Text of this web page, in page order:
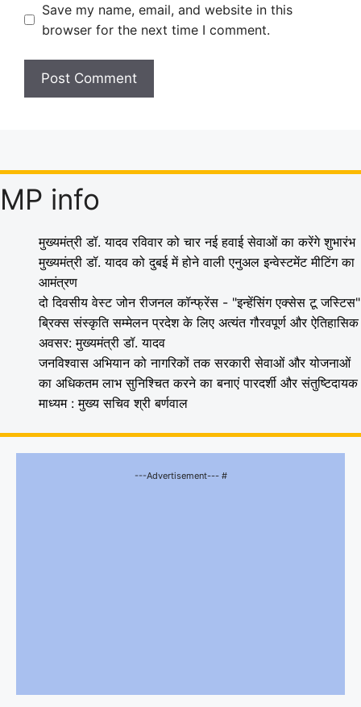
Save my name, email, and website in this
browser for the next time I comment.
MP info
मुख्यमंत्री डॉ. यादव रविवार को चार नई हवाई सेवाओं का करेंगे शुभारंभ
मुख्यमंत्री डॉ. यादव को दुबई में होने वाली एनुअल इन्वेस्टमेंट मीटिंग का
आमंत्रण
दो दिवसीय वेस्ट जोन रीजनल कॉन्फ्रेंस - "इन्हेंसिंग एक्सेस टू जस्टिस"
ब्रिक्स संस्कृति सम्मेलन प्रदेश के लिए अत्यंत गौरवपूर्ण और ऐतिहासिक
अवसर: मुख्यमंत्री डॉ. यादव
जनविश्वास अभियान को नागरिकों तक सरकारी सेवाओं और योजनाओं
का अधिकतम लाभ सुनिश्चित करने का बनाएं पारदर्शी और संतुष्टिदायक
माध्यम : मुख्य सचिव श्री बर्णवाल
---Advertisement--- #